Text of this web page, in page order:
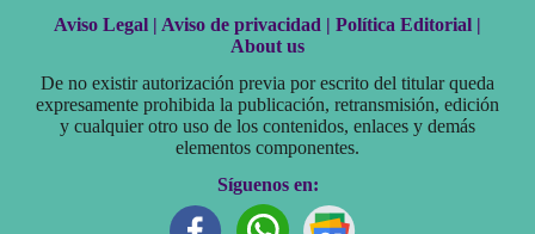
Aviso Legal | Aviso de privacidad | Política Editorial |
About us
De no existir autorización previa por escrito del titular queda
expresamente prohibida la publicación, retransmisión, edición
y cualquier otro uso de los contenidos, enlaces y demás
elementos componentes.
Síguenos en: